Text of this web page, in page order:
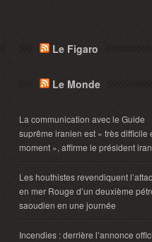
Le Figaro
Le Monde
La communication avec le Guide
suprême iranien est « très difficile
moment », affirme le président
Les houthistes revendiquent
en mer Rouge d’un deuxième
saoudien en une journée
Incendies : derrière l’annonce